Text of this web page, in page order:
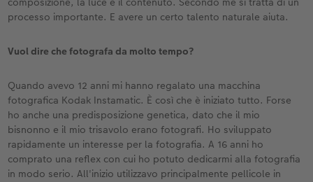
processo importante. E avere un certo talento naturale aiuta.
Vuol dire che fotografa da molto tempo?
Quando avevo 12 anni mi hanno regalato una macchina
fotografica Kodak Instamatic. È così che è iniziato tutto. Forse
ho anche una predisposizione genetica, dato che il mio
bisnonno e il mio trisavolo erano fotografi. Ho sviluppato
rapidamente un interesse per la fotografia. A 16 anni ho
comprato una reflex con cui ho potuto dedicarmi alla fotografia
in modo serio. All'inizio utilizzavo principalmente pellicole in